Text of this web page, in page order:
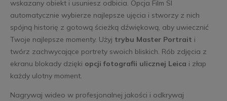
wskazany obiekt i usuniesz odbicia. Opcja Film SI
automatycznie wybierze najlepsze ujęcia i stworzy z nich
spójną historię z gotową ścieżką dźwiękową, aby uwiecznić
Twoje najlepsze momenty. Użyj trybu Master Portrait i
twórz zachwycające portrety swoich bliskich. Rób zdjęcia z
ekranu blokady dzięki opcji fotografii ulicznej Leica i złap
każdy ulotny moment.
Nagrywaj wideo w profesjonalnej jakości i odkrywaj